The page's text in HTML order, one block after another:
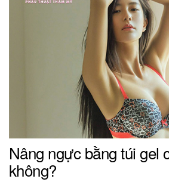
Nâng ngực bằng túi gel
không?